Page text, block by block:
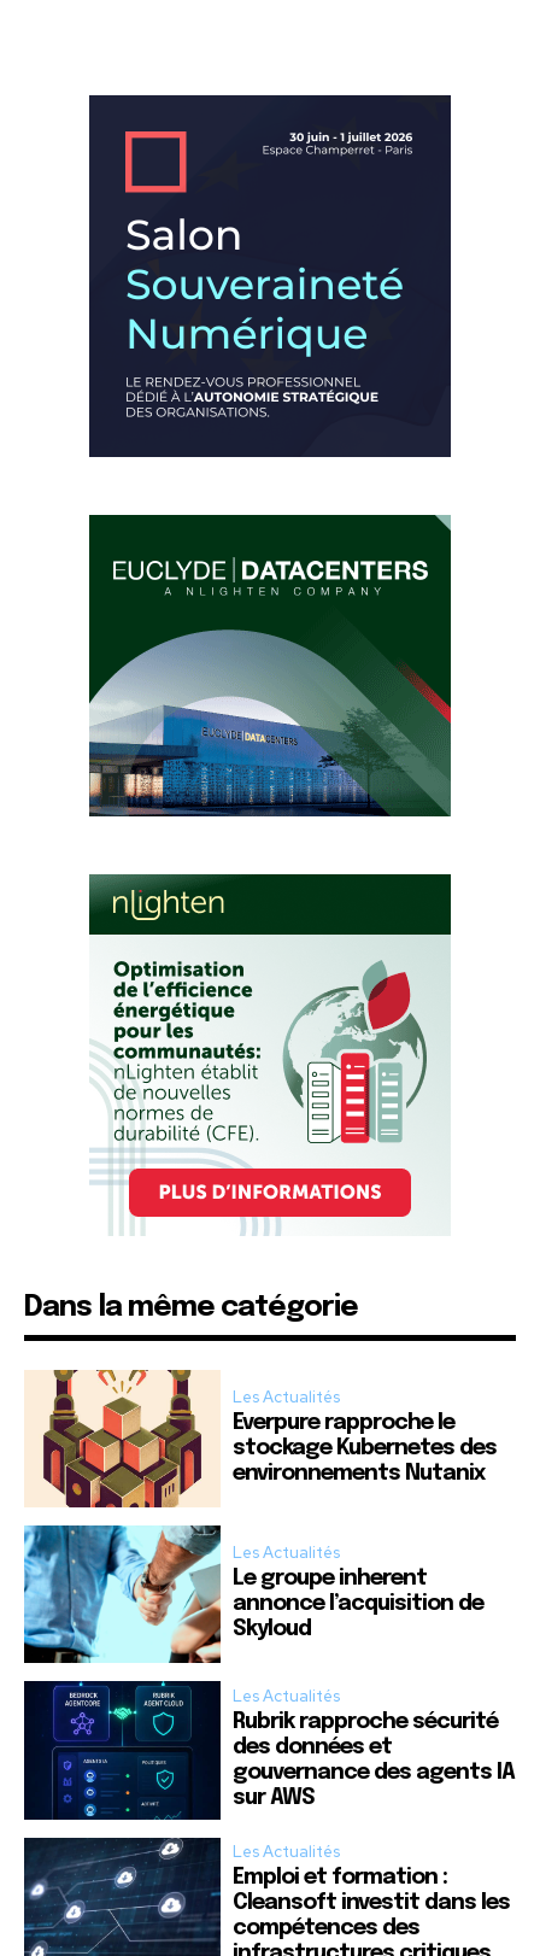
Dans la même catégorie
Les Actualités
Everpure rapproche le
stockage Kubernetes des
environnements Nutanix
Les Actualités
Le groupe inherent
annonce l’acquisition de
Skyloud
Les Actualités
Rubrik rapproche sécurité
des données et
gouvernance des agents IA
sur AWS
Les Actualités
Emploi et formation :
Cleansoft investit dans les
compétences des